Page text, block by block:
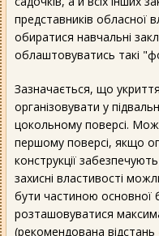
представників обласної
обиратися навчальні
облаштовуватись такі
Зазначається, що
організовувати у
цокольному поверсі.
першому поверсі, якщо
конструкції
захисні властивості
бути частиною основної
розташовуватися
(рекомендована